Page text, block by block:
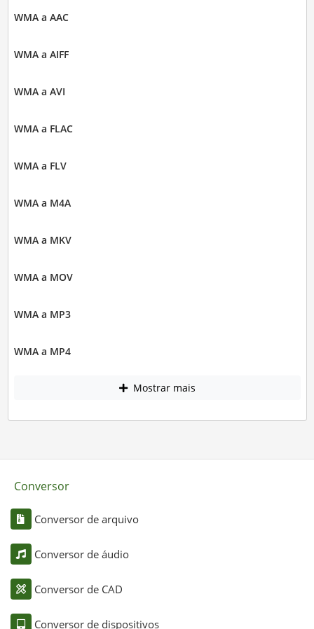
WMA a AAC
WMA a AIFF
WMA a AVI
WMA a FLAC
WMA a FLV
WMA a M4A
WMA a MKV
WMA a MOV
WMA a MP3
WMA a MP4
Mostrar mais
Conversor
Conversor de arquivo
Conversor de áudio
Conversor de CAD
Conversor de dispositivos